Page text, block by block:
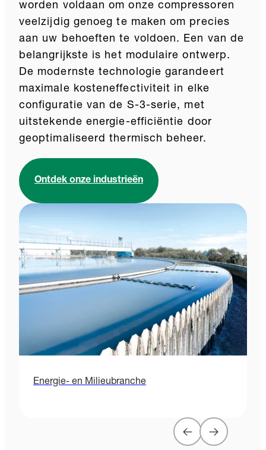
worden voldaan om onze compressoren
veelzijdig genoeg te maken om precies
aan uw behoeften te voldoen. Een van de
belangrijkste is het modulaire ontwerp.
De modernste technologie garandeert
maximale kosteneffectiviteit in elke
configuratie van de S-3-serie, met
uitstekende energie-efficiëntie door
geoptimaliseerd thermisch beheer.
Ontdek onze industrieën
Energie- en Milieubranche